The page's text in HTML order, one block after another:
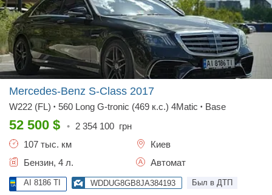
Mercedes-Benz S-Class 2017
W222 (FL) • 560 Long G-tronic (469 к.с.) 4Matic • Base
52 500 $ • 2 354 100 грн
107 тыс. км
Киев
Бензин, 4 л.
Автомат
AI 8186 TI WDDUG8GB8JA384193 Был в ДТП